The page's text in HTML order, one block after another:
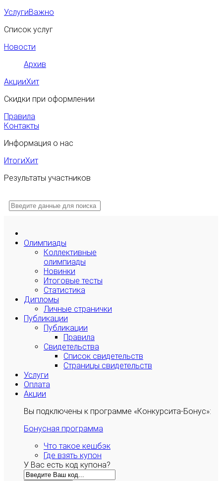
УслугиВажно
Список услуг
Новости
Архив
АкцииХит
Скидки при оформлении
Правила
Контакты
Информация о нас
ИтогиХит
Результаты участников
Олимпиады
Коллективные
олимпиады
Новинки
Итоговые тесты
Статистика
Дипломы
Личные странички
Публикации
Публикации
Правила
Свидетельства
Список свидетельств
Страницы свидетельств
Услуги
Оплата
Акции
Вы подключены к программе «Конкурсита-Бонус»:
Бонусная программа
Что такое кешбэк
Где взять купон
У Вас есть код купона?